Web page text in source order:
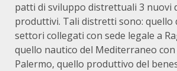
patti di sviluppo distrettuali 3 nuovi
produttivi. Tali distretti sono: quello
settori collegati con sede legale a
quello nautico del Mediterraneo con
Palermo, quello produttivo del